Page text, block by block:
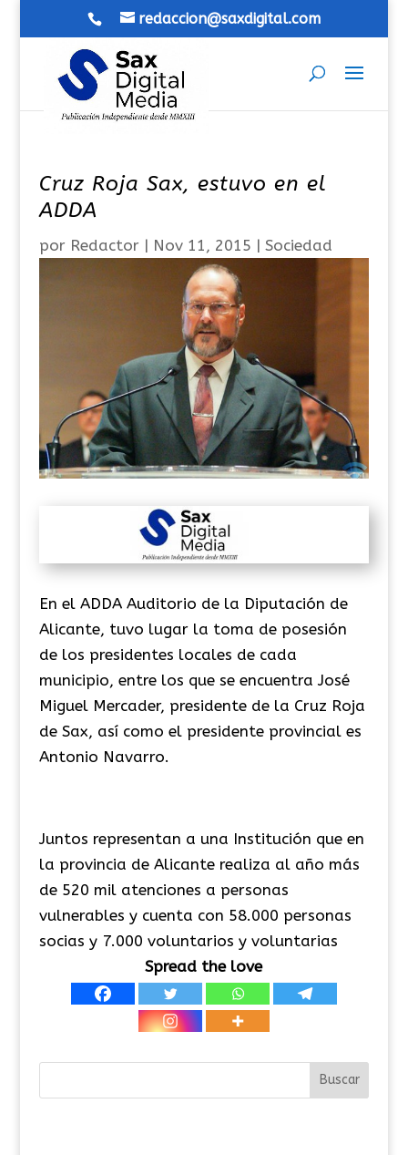
redaccion@saxdigital.com
Cruz Roja Sax, estuvo en el
ADDA
por Redactor| Nov 11, 2015 | Sociedad
En el ADDA Auditorio de la Diputación de
Alicante, tuvo lugar la toma de posesión
de los presidentes locales de cada
municipio, entre los que se encuentra José
Miguel Mercader, presidente de la Cruz Roja
de Sax, así como el presidente provincial es
Antonio Navarro.
Juntos representan a una Institución que en
la provincia de Alicante realiza al año más
de 520 mil atenciones a personas
vulnerables y cuenta con 58.000 personas
socias y 7.000 voluntarios y voluntarias
Spread the love